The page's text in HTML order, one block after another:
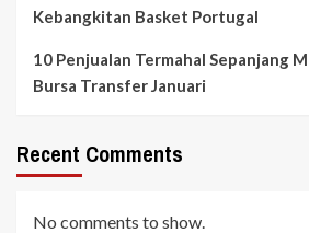
Kebangkitan Basket Portugal
10 Penjualan Termahal Sepanjang
Bursa Transfer Januari
Recent Comments
No comments to show.